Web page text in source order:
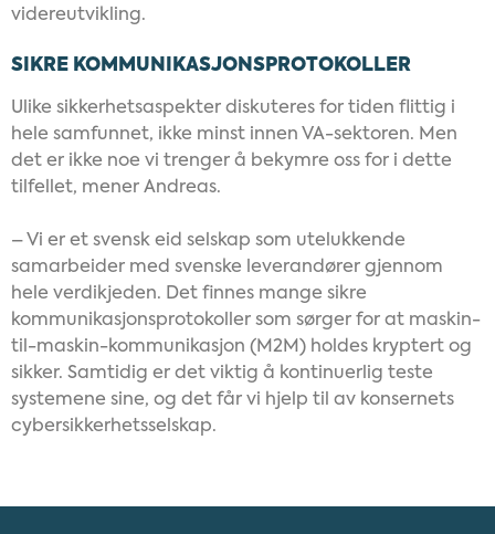
videreutvikling.
SIKRE KOMMUNIKASJONSPROTOKOLLER
Ulike sikkerhetsaspekter diskuteres for tiden flittig i
hele samfunnet, ikke minst innen VA-sektoren. Men
det er ikke noe vi trenger å bekymre oss for i dette
tilfellet, mener Andreas.
– Vi er et svensk eid selskap som utelukkende
samarbeider med svenske leverandører gjennom
hele verdikjeden. Det finnes mange sikre
kommunikasjonsprotokoller som sørger for at maskin-
til-maskin-kommunikasjon (M2M) holdes kryptert og
sikker. Samtidig er det viktig å kontinuerlig teste
systemene sine, og det får vi hjelp til av konsernets
cybersikkerhetsselskap.